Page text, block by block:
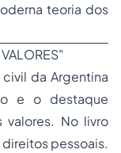
teoria dos
da Argentina
e o destaque
valores. No livro
pessoais.